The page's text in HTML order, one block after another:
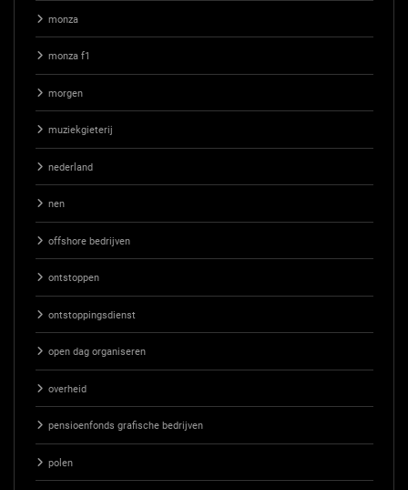
monza
monza f1
morgen
muziekgieterij
nederland
nen
offshore bedrijven
ontstoppen
ontstoppingsdienst
open dag organiseren
overheid
pensioenfonds grafische bedrijven
polen